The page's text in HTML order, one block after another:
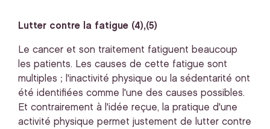
Lutter contre la fatigue (4),(5)
Le cancer et son traitement fatiguent beaucoup
les patients. Les causes de cette fatigue sont
multiples ; l'inactivité physique ou la sédentarité ont
été identifiées comme l'une des causes possibles.
Et contrairement à l'idée reçue, la pratique d'une
activité physique permet justement de lutter contre